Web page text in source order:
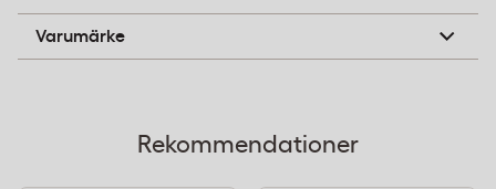
pärmen och förhindrar att den böjer sig under
tyngden av papper.
Varumärke
Timing
Rekommendationer